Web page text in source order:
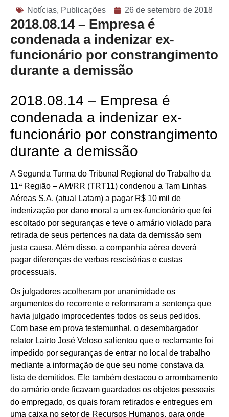
Notícias, Publicações 26 de setembro de 2018
2018.08.14 – Empresa é
condenada a indenizar ex-
funcionário por constrangimento
durante a demissão
2018.08.14 – Empresa é
condenada a indenizar ex-
funcionário por constrangimento
durante a demissão
A Segunda Turma do Tribunal Regional do Trabalho da
11ª Região – AM/RR (TRT11) condenou a Tam Linhas
Aéreas S.A. (atual Latam) a pagar R$ 10 mil de
indenização por dano moral a um ex-funcionário que foi
escoltado por seguranças e teve o armário violado para
retirada de seus pertences na data da demissão sem
justa causa. Além disso, a companhia aérea deverá
pagar diferenças de verbas rescisórias e custas
processuais.
Os julgadores acolheram por unanimidade os
argumentos do recorrente e reformaram a sentença que
havia julgado improcedentes todos os seus pedidos.
Com base em prova testemunhal, o desembargador
relator Lairto José Veloso salientou que o reclamante foi
impedido por seguranças de entrar no local de trabalho
mediante a informação de que seu nome constava da
lista de demitidos. Ele também destacou o arrombamento
do armário onde ficavam guardados os objetos pessoais
do empregado, os quais foram retirados e entregues em
uma caixa no setor de Recursos Humanos, para onde